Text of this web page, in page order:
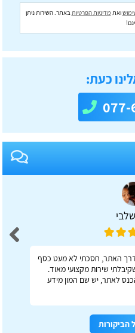
ואת מדיניות הפרטיותבאתר. השירות ניתן
כעת:
077-
דרך האתר, חסכתי לא מעט כסף
שירות מקצועי מאוד.
לאתר, יש שם המון מידע
הביקורות